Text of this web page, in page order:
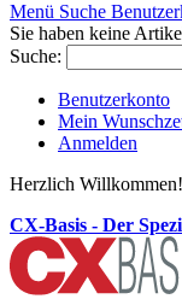
Menü Suche
Sie haben keine
Suche:
Benutzerkonto
Mein
Anmelden
Herzlich Willkommen!
CX-Basis - Der